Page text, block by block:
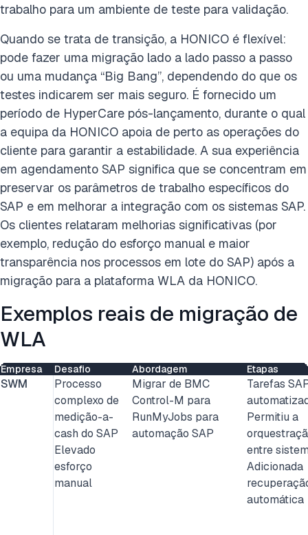
trabalho para um ambiente de teste para validação.
Quando se trata de transição, a HONICO é flexível:
pode fazer uma migração lado a lado passo a passo
ou uma mudança “Big Bang”, dependendo do que os
testes indicarem ser mais seguro. É fornecido um
período de HyperCare pós-lançamento, durante o qual
a equipa da HONICO apoia de perto as operações do
cliente para garantir a estabilidade. A sua experiência
em agendamento SAP significa que se concentram em
preservar os parâmetros de trabalho específicos do
SAP e em melhorar a integração com os sistemas SAP.
Os clientes relataram melhorias significativas (por
exemplo, redução do esforço manual e maior
transparência nos processos em lote do SAP) após a
migração para a plataforma WLA da HONICO.
Exemplos reais de migração de
WLA
Empresa Desafio Abordagem Etapas
SWM
Processo
complexo de
medição-a-
cash do SAP
Elevado
esforço
manual
Migrar de BMC
Control-M para
RunMyJobs para
automação SAP
Tarefas
Permitiu a
entre
Adicionada
automática